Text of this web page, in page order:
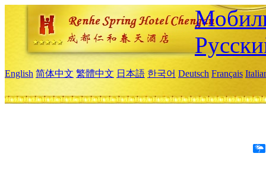
English 简体中文 繁體中文 日本語 한국어 Deutsch Français